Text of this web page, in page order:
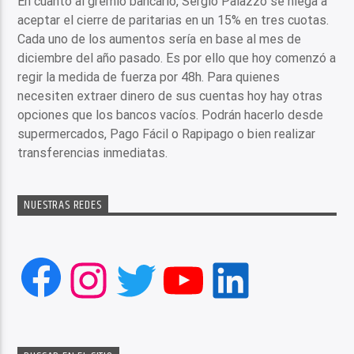
aceptar el cierre de paritarias en un 15% en tres cuotas.
Cada uno de los aumentos sería en base al mes de
diciembre del año pasado. Es por ello que hoy comenzó a
regir la medida de fuerza por 48h. Para quienes
necesiten extraer dinero de sus cuentas hoy hay otras
opciones que los bancos vacíos. Podrán hacerlo desde
supermercados, Pago Fácil o Rapipago o bien realizar
transferencias inmediatas.
NUESTRAS REDES
Facebook
Instagram
Twitter
YouTube
LinkedIn